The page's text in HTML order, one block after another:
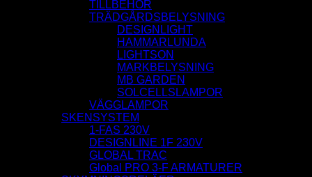
TILLBEHÖR
TRÄDGÅRDSBELYSNING
DESIGNLIGHT
HAMMARLUNDA
LIGHTSON
MARKBELYSNING
MB GARDEN
SOLCELLSLAMPOR
VÄGGLAMPOR
SKENSYSTEM
1-FAS 230V
DESIGNLINE 1F 230V
GLOBAL TRAC
Global PRO 3-F ARMATURER